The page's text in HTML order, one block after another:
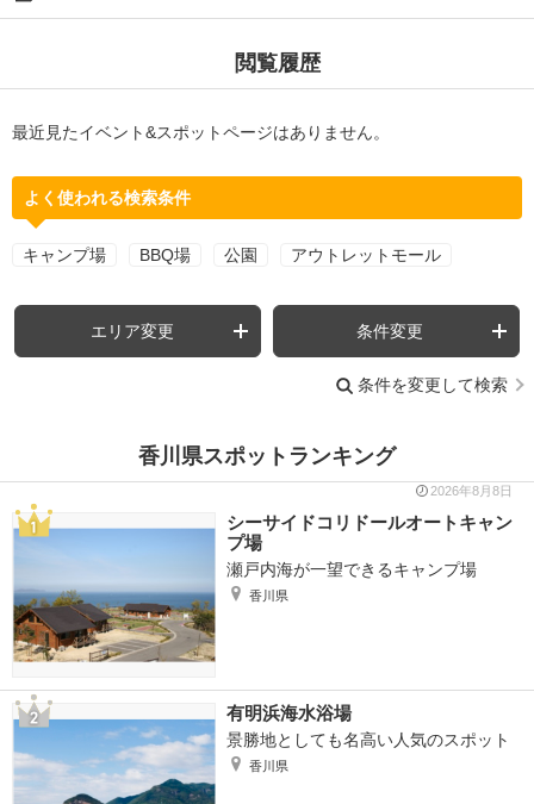
閲覧履歴
最近見たイベント&スポットページはありません。
よく使われる検索条件
キャンプ場 BBQ場 公園 アウトレットモール
エリア変更 条件変更
条件を変更して検索
香川県スポットランキング
2026年8月8日
シーサイドコリドールオートキャン
プ場
瀬戸内海が一望できるキャンプ場
香川県
有明浜海水浴場
景勝地としても名高い人気のスポット
香川県